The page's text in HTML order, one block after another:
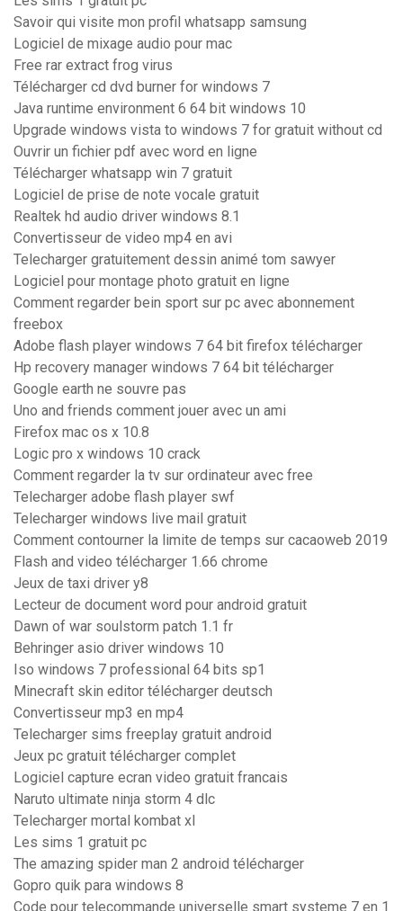
Savoir qui visite mon profil whatsapp samsung
Logiciel de mixage audio pour mac
Free rar extract frog virus
Télécharger cd dvd burner for windows 7
Java runtime environment 6 64 bit windows 10
Upgrade windows vista to windows 7 for gratuit without cd
Ouvrir un fichier pdf avec word en ligne
Télécharger whatsapp win 7 gratuit
Logiciel de prise de note vocale gratuit
Realtek hd audio driver windows 8.1
Convertisseur de video mp4 en avi
Telecharger gratuitement dessin animé tom sawyer
Logiciel pour montage photo gratuit en ligne
Comment regarder bein sport sur pc avec abonnement
freebox
Adobe flash player windows 7 64 bit firefox télécharger
Hp recovery manager windows 7 64 bit télécharger
Google earth ne souvre pas
Uno and friends comment jouer avec un ami
Firefox mac os x 10.8
Logic pro x windows 10 crack
Comment regarder la tv sur ordinateur avec free
Telecharger adobe flash player swf
Telecharger windows live mail gratuit
Comment contourner la limite de temps sur cacaoweb 2019
Flash and video télécharger 1.66 chrome
Jeux de taxi driver y8
Lecteur de document word pour android gratuit
Dawn of war soulstorm patch 1.1 fr
Behringer asio driver windows 10
Iso windows 7 professional 64 bits sp1
Minecraft skin editor télécharger deutsch
Convertisseur mp3 en mp4
Telecharger sims freeplay gratuit android
Jeux pc gratuit télécharger complet
Logiciel capture ecran video gratuit francais
Naruto ultimate ninja storm 4 dlc
Telecharger mortal kombat xl
Les sims 1 gratuit pc
The amazing spider man 2 android télécharger
Gopro quik para windows 8
Code pour telecommande universelle smart systeme 7 en 1